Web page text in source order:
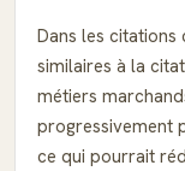
Dans les
similaires à la
métiers
progressivement
ce qui pourrait